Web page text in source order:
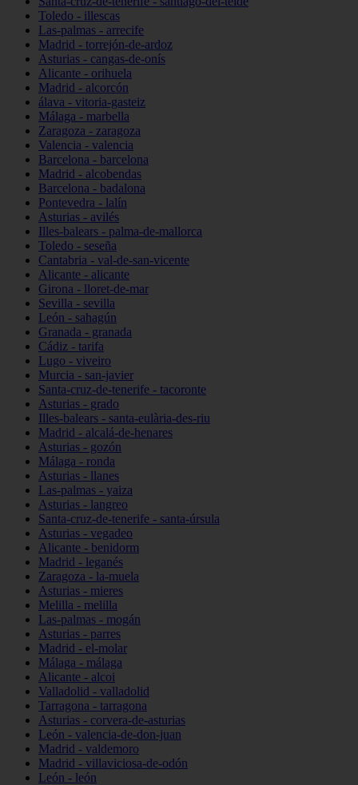
Toledo - illescas
Las-palmas - arrecife
Madrid - torrejón-de-ardoz
Asturias - cangas-de-onís
Alicante - orihuela
Madrid - alcorcón
álava - vitoria-gasteiz
Málaga - marbella
Zaragoza - zaragoza
Valencia - valencia
Barcelona - barcelona
Madrid - alcobendas
Barcelona - badalona
Pontevedra - lalín
Asturias - avilés
Illes-balears - palma-de-mallorca
Toledo - seseña
Cantabria - val-de-san-vicente
Alicante - alicante
Girona - lloret-de-mar
Sevilla - sevilla
León - sahagún
Granada - granada
Cádiz - tarifa
Lugo - viveiro
Murcia - san-javier
Santa-cruz-de-tenerife - tacoronte
Asturias - grado
Illes-balears - santa-eulària-des-riu
Madrid - alcalá-de-henares
Asturias - gozón
Málaga - ronda
Asturias - llanes
Las-palmas - yaiza
Asturias - langreo
Santa-cruz-de-tenerife - santa-úrsula
Asturias - vegadeo
Alicante - benidorm
Madrid - leganés
Zaragoza - la-muela
Asturias - mieres
Melilla - melilla
Las-palmas - mogán
Asturias - parres
Madrid - el-molar
Málaga - málaga
Alicante - alcoi
Valladolid - valladolid
Tarragona - tarragona
Asturias - corvera-de-asturias
León - valencia-de-don-juan
Madrid - valdemoro
Madrid - villaviciosa-de-odón
León - león